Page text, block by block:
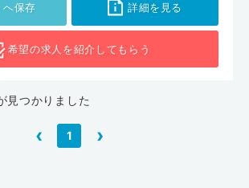
へ保存 詳細を見る
希望の求人を紹介してもらう
見つかりました
‹ 1 ›